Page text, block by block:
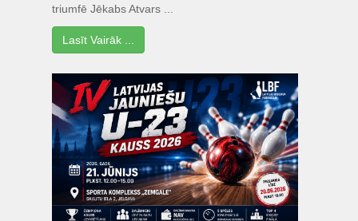
triumfē Jēkabs Atvars ...
Lasīt Vairāk ...